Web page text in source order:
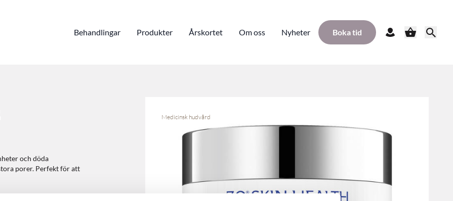
Behandlingar Produkter Årskortet Om oss Nyheter Boka tid
Medicinsk hudvård
och döda
porer. Perfekt för att